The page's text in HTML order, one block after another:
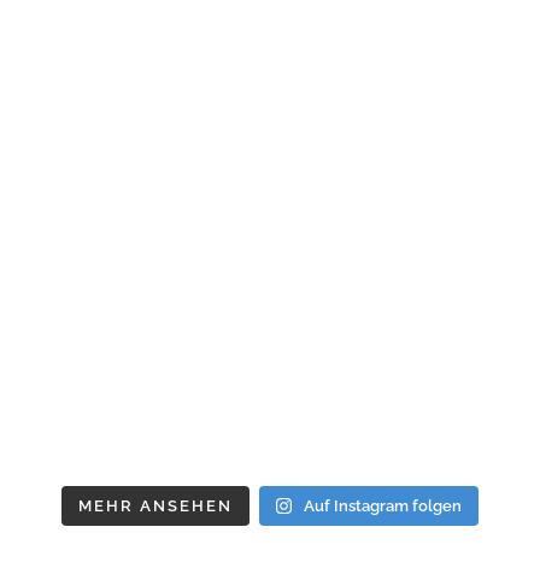
MEHR ANSEHEN Auf Instagram folgen